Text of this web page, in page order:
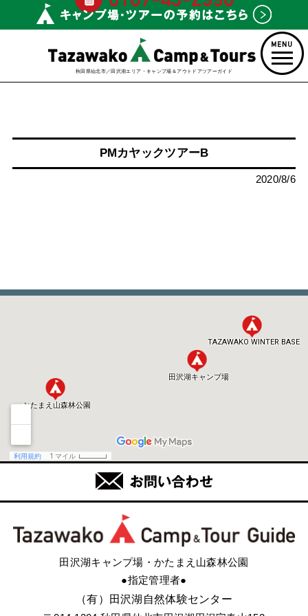
秋田県仙北市／田沢湖エリア・キャンプ場＆アウトドアツアーガイド
PMカヤックツアーB
2020/8/6
田沢湖キャンプ場・かたまえ山森林公園
●指定管理者●
（有）田沢湖自然体験センター